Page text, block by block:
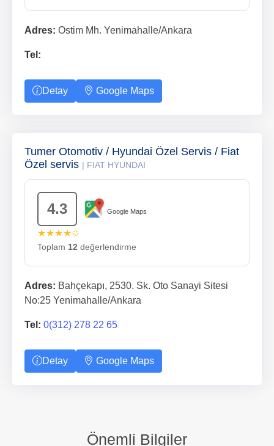
Adres: Ostim Mh. Yenimahalle/Ankara
Tel:
Detay Google Maps
Tumer Otomotiv / Hyundai Özel Servis / Fiat
Özel servis | FIAT HYUNDAI
4.3 Google Maps
★★★★✩
Toplam 12 değerlendirme
Adres: Bahçekapı, 2530. Sk. Oto Sanayi Sitesi
No:25 Yenimahalle/Ankara
Tel: 0(312) 278 22 65
Detay Google Maps
Önemli Bilgiler